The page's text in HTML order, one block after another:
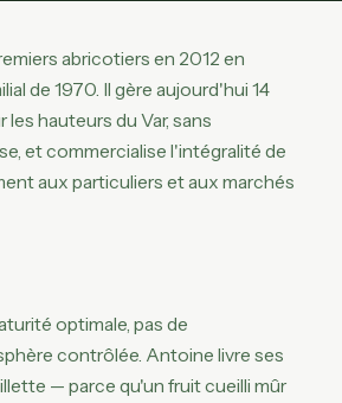
abricotiers en 2012 en
de 1970. Il gère aujourd'hui 14
hauteurs du Var, sans
et commercialise l'intégralité de
aux particuliers et aux marchés
optimale, pas de
contrôlée. Antoine livre ses
— parce qu'un fruit cueilli mûr